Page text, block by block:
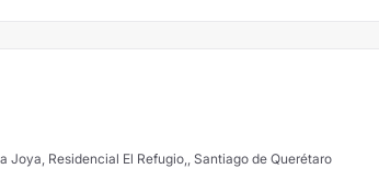
Joya, Residencial El Refugio,, Santiago de Querétaro